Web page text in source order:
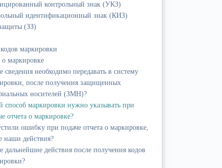
контрольный знак (УКЗ)
идентификационный знак (КИЗ)
(ЗЗ)
кодов маркировки
о маркировке
сведения необходимо передавать в систему
после получения защищенных
носителей (ЗМН)?
способ маркировки нужно указывать при
отчета о маркировке?
ошибку при подаче отчета о маркировке,
наши действия?
дальнейшие действия после получения кодов